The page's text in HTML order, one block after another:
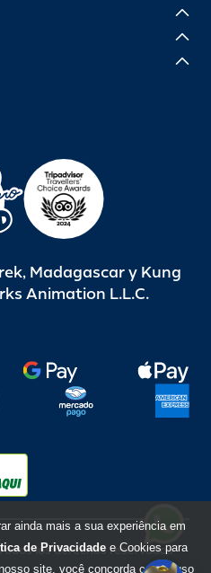
Madagascar y Kung
Animation L.L.C.
los derechos reservados
ainda mais a sua experiência em
de Privacidade e Cookies para
site, você concorda com o uso